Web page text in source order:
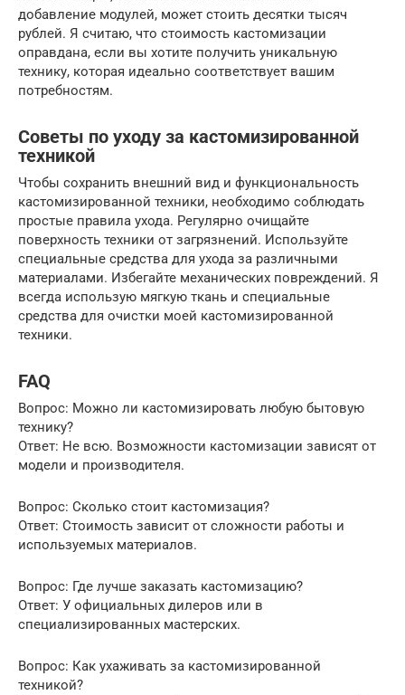
добавление модулей, может стоить десятки тысяч
рублей. Я считаю, что стоимость кастомизации
оправдана, если вы хотите получить уникальную
технику, которая идеально соответствует вашим
потребностям.
Советы по уходу за кастомизированной
техникой
Чтобы сохранить внешний вид и функциональность
кастомизированной техники, необходимо соблюдать
простые правила ухода. Регулярно очищайте
поверхность техники от загрязнений. Используйте
специальные средства для ухода за различными
материалами. Избегайте механических повреждений. Я
всегда использую мягкую ткань и специальные
средства для очистки моей кастомизированной
техники.
FAQ
Вопрос: Можно ли кастомизировать любую бытовую
технику?
Ответ: Не всю. Возможности кастомизации зависят от
модели и производителя.
Вопрос: Сколько стоит кастомизация?
Ответ: Стоимость зависит от сложности работы и
используемых материалов.
Вопрос: Где лучше заказать кастомизацию?
Ответ: У официальных дилеров или в
специализированных мастерских.
Вопрос: Как ухаживать за кастомизированной
техникой?